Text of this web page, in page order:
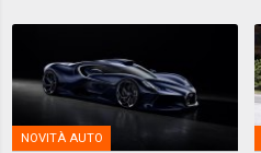
NOVITÀ AUTO